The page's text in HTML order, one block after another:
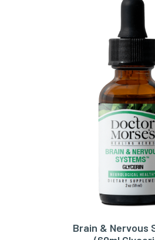
TOEVOEGEN AAN
Brain & Nervous